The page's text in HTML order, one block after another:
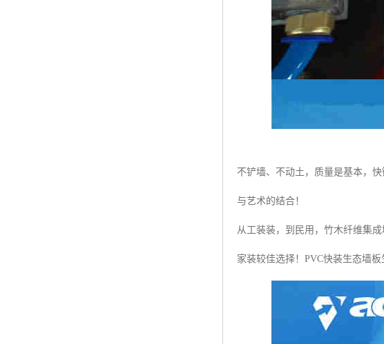
不铲墙、不动土，质量是基本，
与艺术的结合！
从工装装，到民用，竹木纤维集
家装较佳选择！PVC快装生态墙